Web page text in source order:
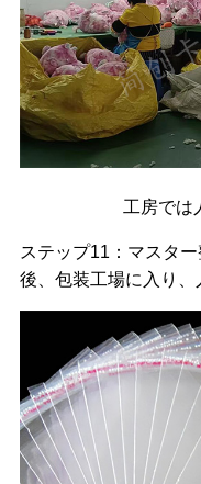
工房では
ステップ11：マスタ
後、包装工場に入り、